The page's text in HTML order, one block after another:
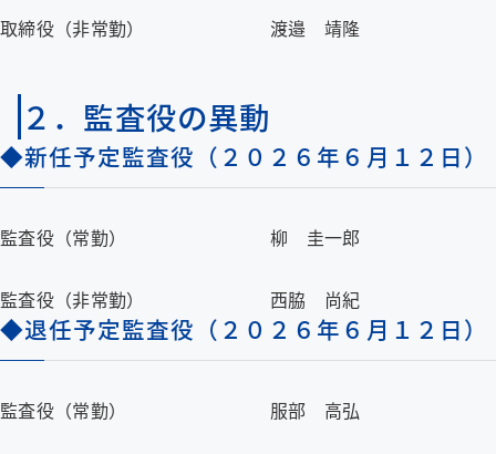
サイトマップ リンク・免責事項
プライバシーポリシー サイトのご利用条件
メニューを閉じる
取締役（非常勤） 渡邉 靖隆
２．監査役の異動
◆新任予定監査役 （２０２６年６月１２日）
監査役（常勤） 柳 圭一郎
監査役（非常勤） 西脇 尚紀
◆退任予定監査役 （２０２６年６月１２日）
監査役（常勤） 服部 高弘